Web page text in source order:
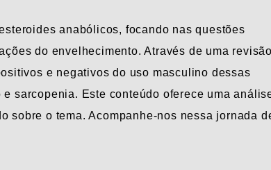
anabólicos, focando nas questões
do envelhecimento. Através de uma
e negativos do uso masculino dessas
sarcopenia. Este conteúdo oferece uma
sobre o tema. Acompanhe-nos nessa jornada